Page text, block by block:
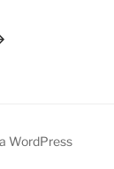
WordPress